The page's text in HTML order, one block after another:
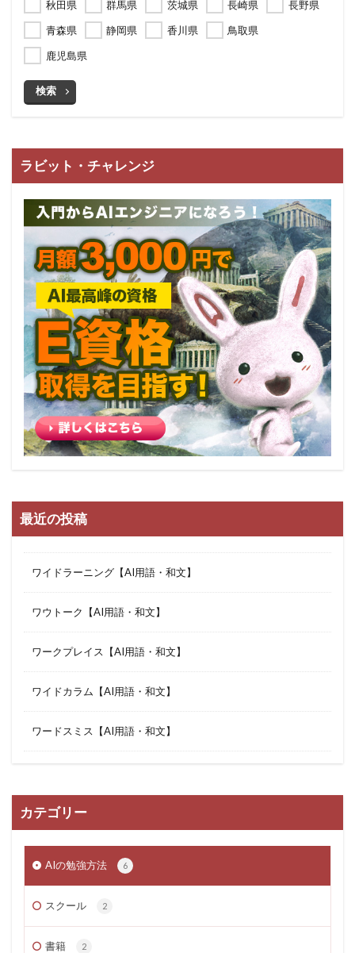
秋田県 群馬県 茨城県 長崎県
長野県
青森県
静岡県 香川県
鳥取県
鹿児島県
検索
ラビット・チャレンジ
最近の投稿
ワイドラーニング【AI用語・和文】
ワウトーク【AI用語・和文】
ワークプレイス【AI用語・和文】
ワイドカラム【AI用語・和文】
ワードスミス【AI用語・和文】
カテゴリー
AIの勉強方法 6
スクール 2
書籍 2